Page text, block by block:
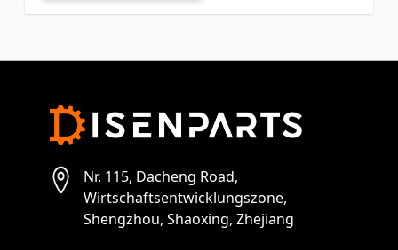
Nr. 115, Dacheng Road,
Wirtschaftsentwicklungszone,
Shengzhou, Shaoxing, Zhejiang